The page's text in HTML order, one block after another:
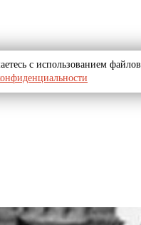
с использованием файлов